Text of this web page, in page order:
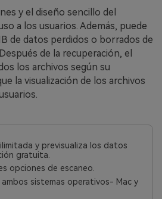
y el diseño sencillo del
a los usuarios.󠀲󠀡󠀩󠀣󠀢󠀢󠀤󠀡󠀧󠀳󠀰 Además, puede
de datos perdidos o borrados de
de la recuperación, el
los archivos según su
la visualización de los archivos
y previsualiza los datos
gratuita.
opciones de escaneo.󠀲󠀡󠀩󠀣󠀢󠀢󠀤󠀢󠀣󠀳
sistemas operativos- Mac y